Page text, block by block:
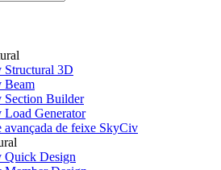
Structural 3D
Beam
Section Builder
Load Generator
avançada de feixe SkyCiv
Quick Design